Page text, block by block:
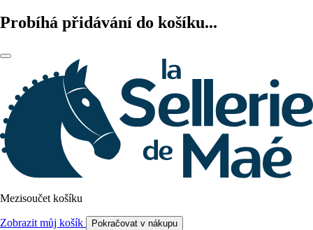
Probíhá přidávání do košíku...
Mezisoučet košíku
Zobrazit můj košík Pokračovat v nákupu